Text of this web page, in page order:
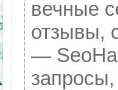
вечные
отзывы,
—